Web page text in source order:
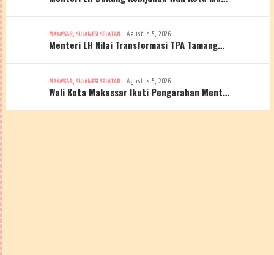
MAKASSAR, SULAWESI SELATAN Agustus 5, 2026
Menteri LH Nilai Transformasi TPA Tamang…
MAKASSAR, SULAWESI SELATAN Agustus 5, 2026
Wali Kota Makassar Ikuti Pengarahan Ment…